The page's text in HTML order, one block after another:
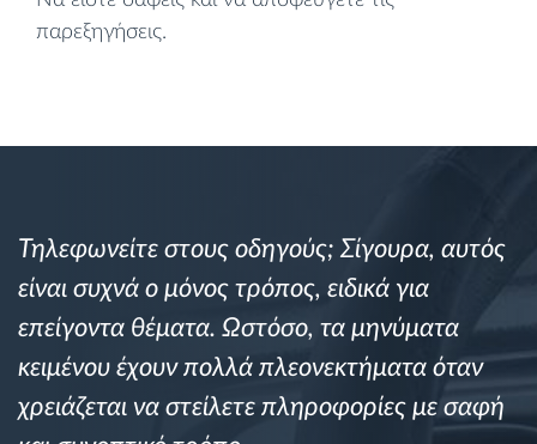
Λήψη ταχογράφου από απόσταση
Αυτόματη αναγνώριση οδηγού
Ανακαλύψτε όλα τα χαρακτηριστικά
παρεξηγήσεις.
Τηλεφωνείτε στους οδηγούς; Σίγουρα, αυτός
είναι συχνά ο μόνος τρόπος, ειδικά για
επείγοντα θέματα. Ωστόσο, τα μηνύματα
κειμένου έχουν πολλά πλεονεκτήματα όταν
χρειάζεται να στείλετε πληροφορίες με σαφή